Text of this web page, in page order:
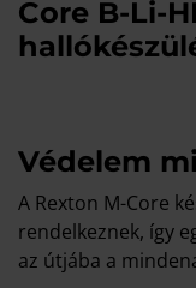
Core B-Li-
Védelem
A Rexton M-Core
rendelkeznek, így
az útjába a